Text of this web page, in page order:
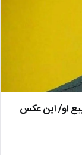
او/ این عکس